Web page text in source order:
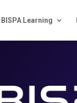
BISPA Learning